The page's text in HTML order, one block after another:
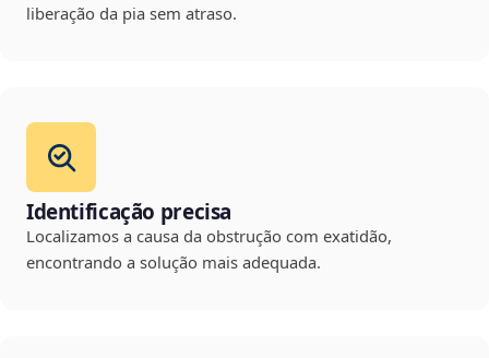
liberação da pia sem atraso.
Identificação precisa
Localizamos a causa da obstrução com exatidão,
encontrando a solução mais adequada.